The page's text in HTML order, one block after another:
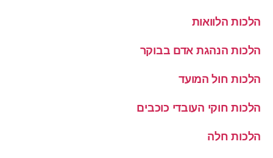
הלכות הלוואות
הלכות הנהגת אדם בבוקר
הלכות חול המועד
הלכות חוקי העובדי כוכבים
הלכות חלה